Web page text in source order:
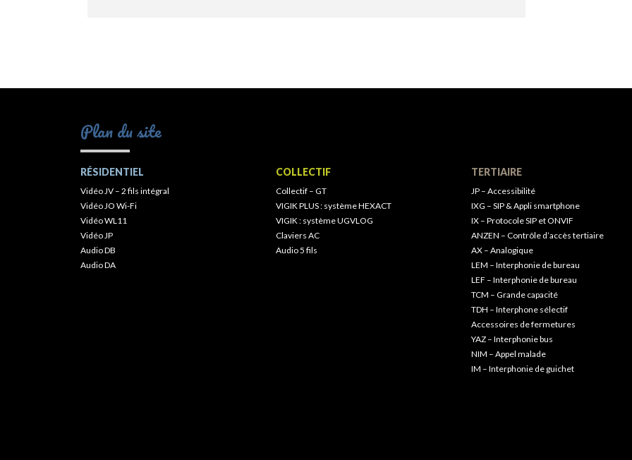
Plan du site
RÉSIDENTIEL
Vidéo JV – 2 fils intégral
Vidéo JO Wi-Fi
Vidéo WL11
Vidéo JP
Audio DB
Audio DA
COLLECTIF
Collectif – GT
VIGIK PLUS : système HEXACT
VIGIK : système UGVLOG
Claviers AC
Audio 5 fils
TERTIAIRE
JP – Accessibilité
IXG – SIP & Appli smartphone
IX – Protocole SIP et ONVIF
ANZEN – Contrôle d’accès tertiaire
AX – Analogique
LEM – Interphonie de bureau
LEF – Interphonie de bureau
TCM – Grande capacité
TDH – Interphone sélectif
Accessoires de fermetures
YAZ – Interphonie bus
NIM – Appel malade
IM – Interphonie de guichet